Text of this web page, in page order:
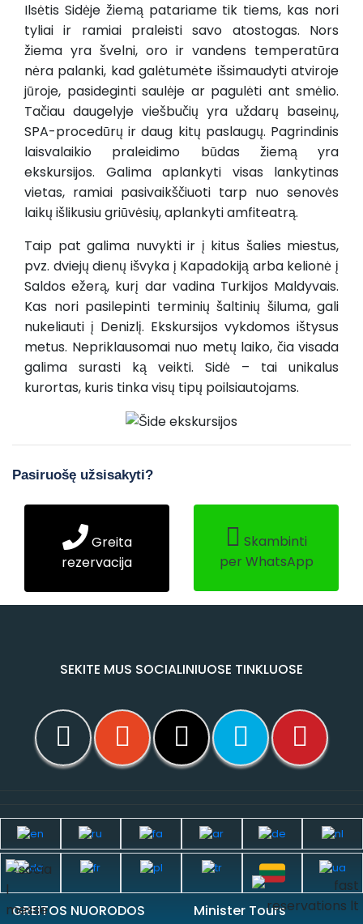
Ilsėtis Sidėje žiemą patariame tik tiems, kas nori
tyliai ir ramiai praleisti savo atostogas. Nors
žiema yra švelni, oro ir vandens temperatūra
nėra palanki, kad galėtumėte išsimaudyti atviroje
jūroje, pasideginti saulėje ar pagulėti ant smėlio.
Tačiau daugelyje viešbučių yra uždarų baseinų,
SPA-procedūrų ir daug kitų paslaugų. Pagrindinis
laisvalaikio praleidimo būdas žiemą yra
ekskursijos. Galima aplankyti visas lankytinas
vietas, ramiai pasivaikščiuoti tarp nuo senovės
laikų išlikusiu griūvėsių, aplankyti amfiteatrą.
Taip pat galima nuvykti ir į kitus šalies miestus,
pvz. dviejų dienų išvyka į Kapadokiją arba kelionė į
Saldos ežerą, kurį dar vadina Turkijos Maldyvais.
Kas nori pasilepinti terminių šaltinių šiluma, gali
nukeliauti į Denizlį. Ekskursijos vykdomos ištysus
metus. Nepriklausomai nuo metų laiko, čia visada
galima surasti ką veikti. Sidė – tai unikalus
kurortas, kuris tinka visų tipų poilsiautojams.
Pasiruošę užsisakyti?
Greita
rezervacija
Skambinti
per WhatsApp
SEKITE MUS SOCIALINIUOSE TINKLUOSE
GREITOS NUORODOS Minister Tours